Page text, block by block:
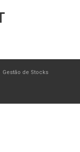
Gestão de Stocks